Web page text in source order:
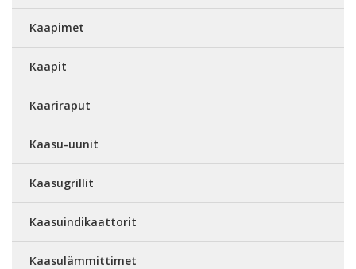
Kaapimet
Kaapit
Kaariraput
Kaasu-uunit
Kaasugrillit
Kaasuindikaattorit
Kaasulämmittimet